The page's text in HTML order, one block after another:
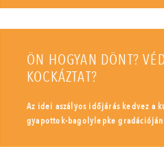
ÖN HOGYAN DÖNT?
KOCKÁZTAT?
Az idei aszályos időjárás kedvez a
gyapottok-bagolylepke